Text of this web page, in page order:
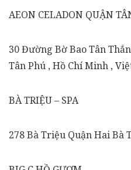
AEON CELADON QUẬN
30 Đường Bờ Bao Tân
Tân Phú , Hồ Chí Minh ,
BÀ TRIỆU – SPA
278 Bà Triệu Quận Hai Bà